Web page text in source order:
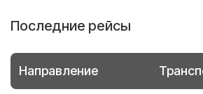
Последние рейсы
Направление